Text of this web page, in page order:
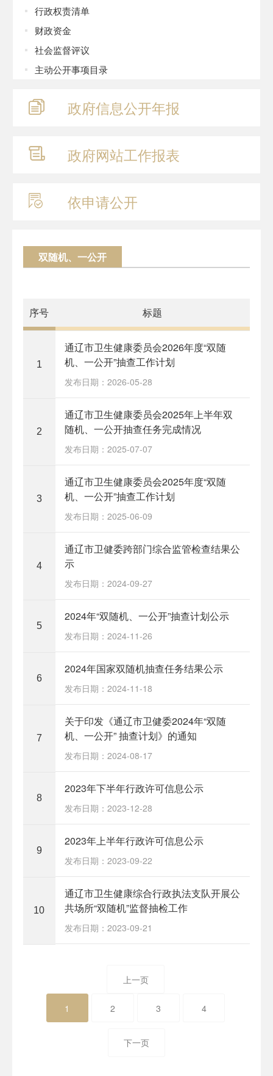
行政权责清单
财政资金
社会监督评议
主动公开事项目录
政府信息公开年报
政府网站工作报表
依申请公开
双随机、一公开
序号 标题
1
通辽市卫生健康委员会2026年度“双随
机、一公开”抽查工作计划
发布日期：2026-05-28
2
通辽市卫生健康委员会2025年上半年双
随机、一公开抽查任务完成情况
发布日期：2025-07-07
3
通辽市卫生健康委员会2025年度“双随
机、一公开”抽查工作计划
发布日期：2025-06-09
4
通辽市卫健委跨部门综合监管检查结果公
示
发布日期：2024-09-27
5
2024年“双随机、一公开”抽查计划公示
发布日期：2024-11-26
6
2024年国家双随机抽查任务结果公示
发布日期：2024-11-18
7
关于印发《通辽市卫健委2024年“双随
机、一公开” 抽查计划》的通知
发布日期：2024-08-17
8
2023年下半年行政许可信息公示
发布日期：2023-12-28
9
2023年上半年行政许可信息公示
发布日期：2023-09-22
10
通辽市卫生健康综合行政执法支队开展公
共场所“双随机”监督抽检工作
发布日期：2023-09-21
上一页
1 2 3 4
下一页